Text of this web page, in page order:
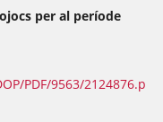
per al període
PDF/9563/2124876.p